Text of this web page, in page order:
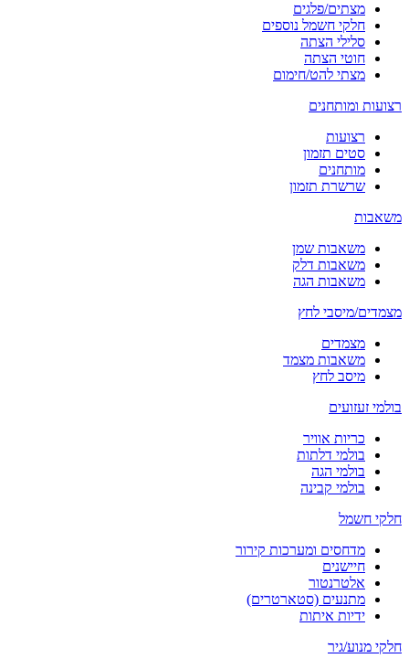
מצתים/פלגים
חלקי חשמל נוספים
סלילי הצתה
חוטי הצתה
מצתי להט/חימום
רצועות ומותחנים
רצועות
סטים תזמון
מותחנים
שרשרת תזמון
משאבות
משאבות שמן
משאבות דלק
משאבות הגה
מצמדים/מיסבי לחץ
מצמדים
משאבות מצמד
מיסב לחץ
בולמי זעזועים
כריות אוויר
בולמי דלתות
בולמי הגה
בולמי קבינה
חלקי חשמל
מדחסים ומערכות קירור
חיישנים
אלטרנטור
מתנעים (סטארטרים)
ידיות איתות
חלקי מנוע/גיר